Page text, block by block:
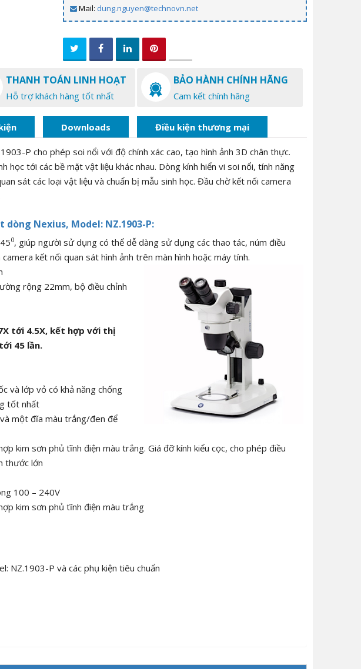
Mail: dung.nguyen@technovn.net
THANH TOÁN LINH HOẠT
Hỗ trợ khách hàng tốt nhất
BẢO HÀNH CHÍNH HÃNG
Cam kết chính hãng
Downloads Điều kiện thương mại
P cho phép soi nổi với độ chính xác cao, tạo hình ảnh 3D chân thực.
học tới các bề mặt vật liệu khác nhau. Dòng kính hiển vi soi nổi, tính năng
sát các loại vật liệu và chuẩn bị mẫu sinh học. Đầu chờ kết nối camera
Nexius, Model: NZ.1903-P:
0, giúp người sử dụng có thể dễ dàng sử dụng các thao tác, núm điều
kết nối quan sát hình ảnh trên màn hình hoặc máy tính.
rộng 22mm, bộ điều chỉnh
tới 4.5X, kết hợp với thị
45 lần.
và lớp vỏ có khả năng chống
tốt nhất
một đĩa màu trắng/đen để
kim sơn phủ tĩnh điện màu trắng. Giá đỡ kính kiểu cọc, cho phép điều
thước lớn
100 – 240V
kim sơn phủ tĩnh điện màu trắng
NZ.1903-P và các phụ kiện tiêu chuẩn